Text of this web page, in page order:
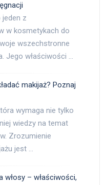
jeden z
w kosmetykach do
wszechstronne
Jego właściwości …
makijaż? Poznaj
wymaga nie tylko
wiedzy na temat
Zrozumienie
jest …
włosy – właściwości,